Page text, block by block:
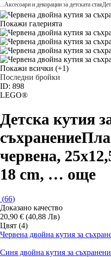
...Аксесоари и декорации за детската стая
Покажи галерията
Покажи всички (+1)
Последни бройки
ID: 898
LEGO®
Детска кутия
съхранение
червена,
18 cm, … още
(66)
Доказано качество
20,90 € (40,88 Лв)
Цвят (4)
Червена двойна кутия за
Синя двойна кутия за